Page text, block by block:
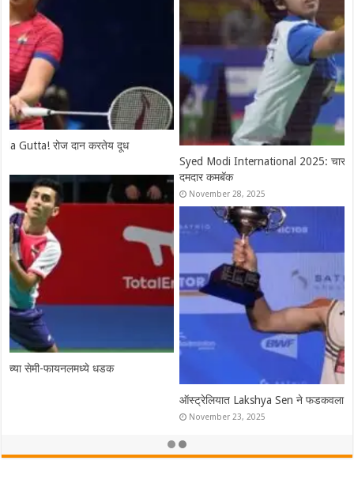
Syed Modi International 2025: चार भारतीय उपांत्य फेरीत दाखल, श्रीकांतचे
दमदार कमबॅक
November 28, 2025
ऑस्ट्रेलियात Lakshya Sen ने फडकवला तिरंगा! ऑस्ट्रेलियन ओपन केली नावे